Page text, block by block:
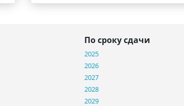
По сроку сдачи
2025
2026
2027
2028
2029